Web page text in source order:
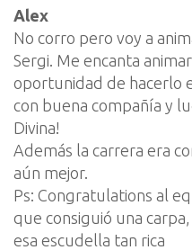
Alex
No corro pero voy a
Sergi. Me encanta
oportunidad de hacerlo
con buena compañía y
Divina!
Además la carrera era
aún mejor.
Ps: Congratulations al
que consiguió una
esa escudella tan rica